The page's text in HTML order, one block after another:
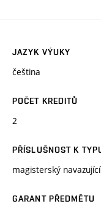
JAZYK VÝUKY
čeština
POČET KREDITŮ
2
PŘÍSLUŠNOST K
magisterský navazující
GARANT PŘEDMĚTU